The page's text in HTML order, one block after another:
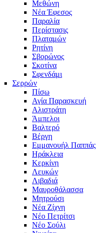
Μεθώνη
Νέα Έφεσος
Παραλία
Περίστασις
Πλαταμών
Ρητίνη
Σβορώνος
Σκοτίνα
Σφενδάμι
Σερρών
Πίσω
Αγία Παρασκευή
Αλιστράτη
Άμπελοι
Βαλτερό
Βέργη
Εμμανουήλ Παππάς
Ηράκλεια
Κερκίνη
Λευκών
Λιβαδιά
Μαυροθάλασσα
Μητρούσι
Νέα Ζίχνη
Νέο Πετρίτσι
Νέο Σούλι